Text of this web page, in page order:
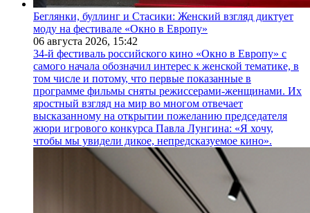
Беглянки, буллинг и Стасики: Женский взгляд диктует
моду на фестивале «Окно в Европу»
06 августа 2026, 15:42
34-й фестиваль российского кино «Окно в Европу» с
самого начала обозначил интерес к женской тематике, в
том числе и потому, что первые показанные в
программе фильмы сняты режиссерами-женщинами. Их
яростный взгляд на мир во многом отвечает
высказанному на открытии пожеланию председателя
жюри игрового конкурса Павла Лунгина: «Я хочу,
чтобы мы увидели дикое, непредсказуемое кино».